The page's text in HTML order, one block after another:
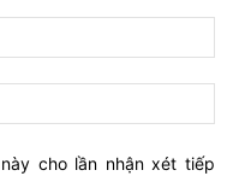
cho lần nhận xét tiếp